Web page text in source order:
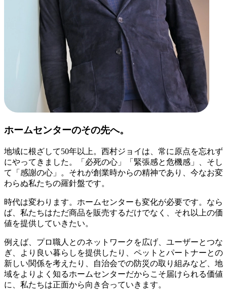
ホームセンターのその先へ。
地域に根ざして50年以上。西村ジョイは、常に原点を忘れず
にやってきました。「必死の心」「緊張感と危機感」、そし
て「感謝の心」。それが創業時からの精神であり、今なお変
わらぬ私たちの羅針盤です。
時代は変わります。ホームセンターも変化が必要です。なら
ば、私たちはただ商品を販売するだけでなく、それ以上の価
値を提供していきたい。
例えば、プロ職人とのネットワークを広げ、ユーザーとつな
ぎ、より良い暮らしを提供したり、ペットとパートナーとの
新しい関係を考えたり、自治会での防災の取り組みなど、地
域をよりよく知るホームセンターだからこそ届けられる価値
に、私たちは正面から向き合っていきます。